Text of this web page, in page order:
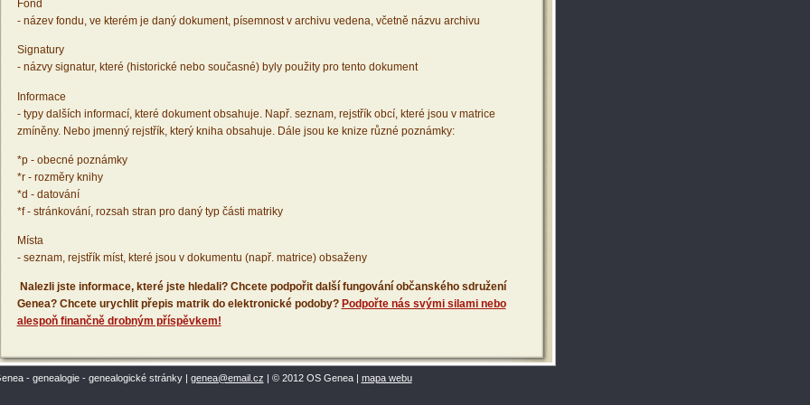
Fond
- název fondu, ve kterém je daný dokument, písemnost v archivu vedena, včetně názvu archivu
Signatury
- názvy signatur, které (historické nebo současné) byly použity pro tento dokument
Informace
- typy dalších informací, které dokument obsahuje. Např. seznam, rejstřík obcí, které jsou v matrice
zmíněny. Nebo jmenný rejstřík, který kniha obsahuje. Dále jsou ke knize různé poznámky:
*p - obecné poznámky
*r - rozměry knihy
*d - datování
*f - stránkování, rozsah stran pro daný typ části matriky
Místa
- seznam, rejstřík míst, které jsou v dokumentu (např. matrice) obsaženy
Nalezli jste informace, které jste hledali? Chcete podpořit další fungování občanského sdružení
Genea? Chcete urychlit přepis matrik do elektronické podoby? Podpořte nás svými silami nebo
alespoň finančně drobným příspěvkem!
- genealogie - genealogické stránky | genea@email.cz | © 2012 OS Genea | mapa webu